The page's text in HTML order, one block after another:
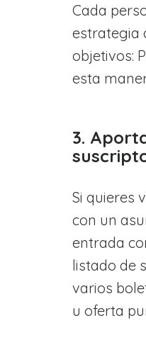
Cada
estrategia
objetivos:
esta
3.
Si quieres
con un
entrada
listado de
varios
u oferta